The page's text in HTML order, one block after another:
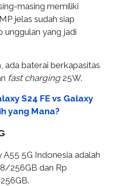
masing memiliki
jelas sudah siap
yang jadi
ada baterai berkapasitas
fast charging25W.
S24 FE vs Galaxy
yang Mana?
A55 5G Indonesia adalah
256GB dan Rp